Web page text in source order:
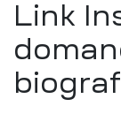
Link